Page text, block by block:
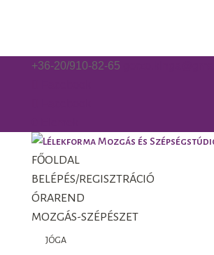
+36-20/910-82-65
FŐOLDAL
BELÉPÉS/REGISZTRÁCIÓ
ÓRAREND
MOZGÁS-SZÉPÉSZET
JÓGA